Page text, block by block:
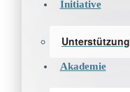
Initiative
Unterstützung
Akademie